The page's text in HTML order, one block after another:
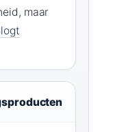
maar